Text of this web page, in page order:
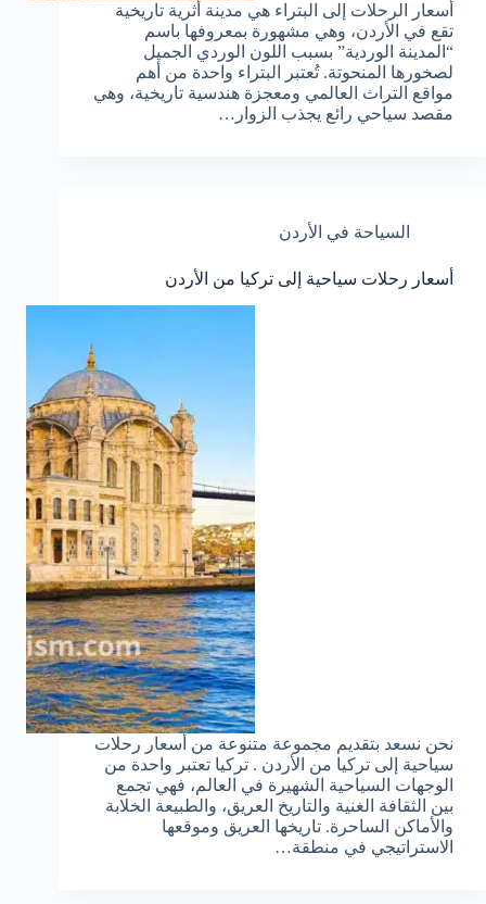
أسعار الرحلات إلى البتراء هي مدينة أثرية تاريخية
تقع في الأردن، وهي مشهورة بمعروفها باسم
“المدينة الوردية” بسبب اللون الوردي الجميل
لصخورها المنحوتة. تُعتبر البتراء واحدة من أهم
مواقع التراث العالمي ومعجزة هندسية تاريخية، وهي
مقصد سياحي رائع يجذب الزوار…
السياحة في الأردن
أسعار رحلات سياحية إلى تركيا من الأردن
نحن نسعد بتقديم مجموعة متنوعة من أسعار رحلات
سياحية إلى تركيا من الأردن . تركيا تعتبر واحدة من
الوجهات السياحية الشهيرة في العالم، فهي تجمع
بين الثقافة الغنية والتاريخ العريق، والطبيعة الخلابة
والأماكن الساحرة. تاريخها العريق وموقعها
الاستراتيجي في منطقة…